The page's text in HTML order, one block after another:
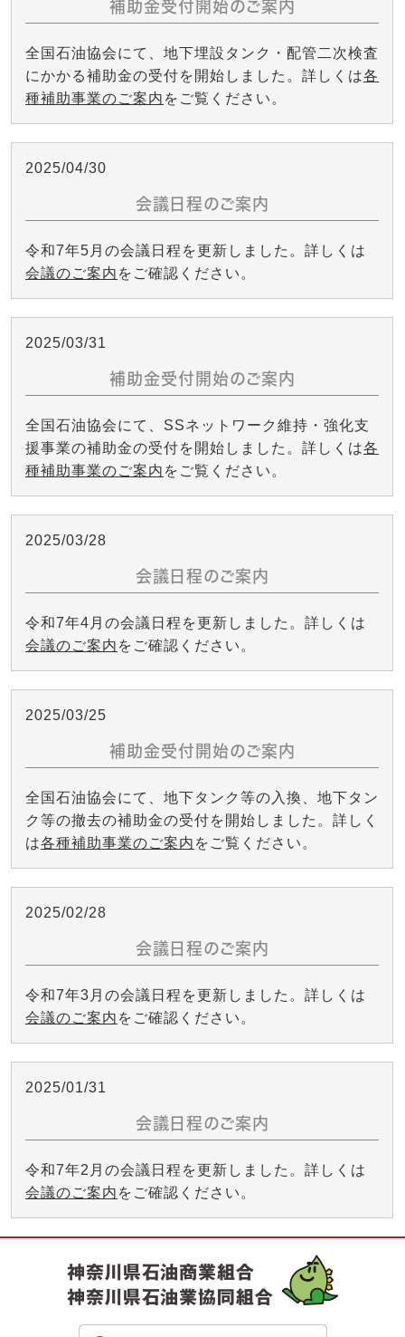
補助金受付開始のご案内
全国石油協会にて、地下埋設タンク・配管二次検査
にかかる補助金の受付を開始しました。詳しくは各
種補助事業のご案内 をご覧ください。
2025/04/30
会議日程のご案内
令和7年5月の会議日程を更新しました。詳しくは
会議のご案内 をご確認ください。
2025/03/31
補助金受付開始のご案内
全国石油協会にて、SSネットワーク維持・強化支
援事業の補助金の受付を開始しました。詳しくは各
種補助事業のご案内 をご覧ください。
2025/03/28
会議日程のご案内
令和7年4月の会議日程を更新しました。詳しくは
会議のご案内 をご確認ください。
2025/03/25
補助金受付開始のご案内
全国石油協会にて、地下タンク等の入換、地下タン
ク等の撤去の補助金の受付を開始しました。詳しく
は各種補助事業のご案内 をご覧ください。
2025/02/28
会議日程のご案内
令和7年3月の会議日程を更新しました。詳しくは
会議のご案内 をご確認ください。
2025/01/31
会議日程のご案内
令和7年2月の会議日程を更新しました。詳しくは
会議のご案内 をご確認ください。